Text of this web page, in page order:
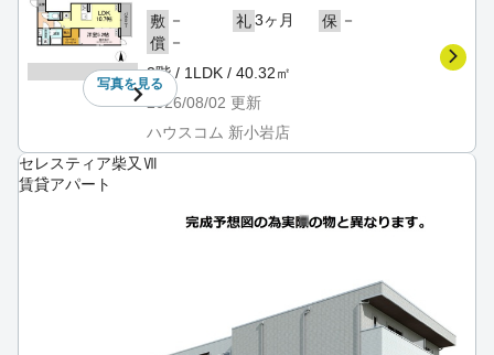
写真を見る
敷 － 礼3ヶ月 保 －
償 －
3階 / 1LDK / 40.32㎡
2026/08/02 更新
ハウスコム 新小岩店
セレスティア柴又Ⅶ
賃貸アパート